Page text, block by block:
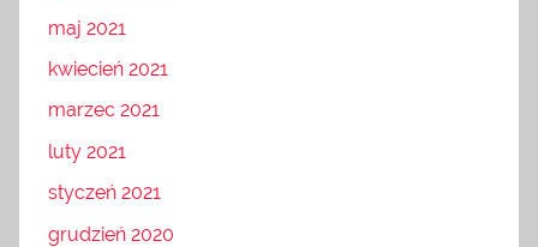
maj 2021
kwiecień 2021
marzec 2021
luty 2021
styczeń 2021
grudzień 2020